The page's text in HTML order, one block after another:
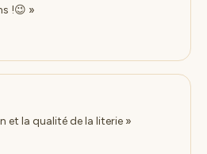
!😉 »
et la qualité de la literie »